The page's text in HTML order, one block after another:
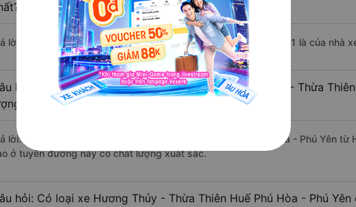
lời: Chuyến xe có giờ xuất phát trễ (muộn) nhất là vào lúc 15:51 là của nhà
hỏi: Review xe đi Phú Hòa - Phú Yên từ Hương Thủy - Thừa
tốt, xuất sắc, cao cấp nhất?
lời: Tạm thời chưa đủ review để đánh giá có nhà xe đi Phú Hòa - Phú Yên từ
ở tuyến đường này có chất lượng xuất sắc.
hỏi: Có loại xe Hương Thủy - Thừa Thiên Huế Phú Hòa - Phú